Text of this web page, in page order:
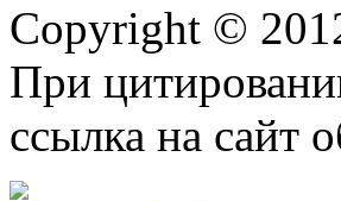
Copyright ©
При
ссылка на сайт